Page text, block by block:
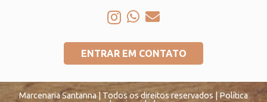
ENTRAR EM CONTATO
Marcenaria Santanna | Todos os direitos reservados | Política